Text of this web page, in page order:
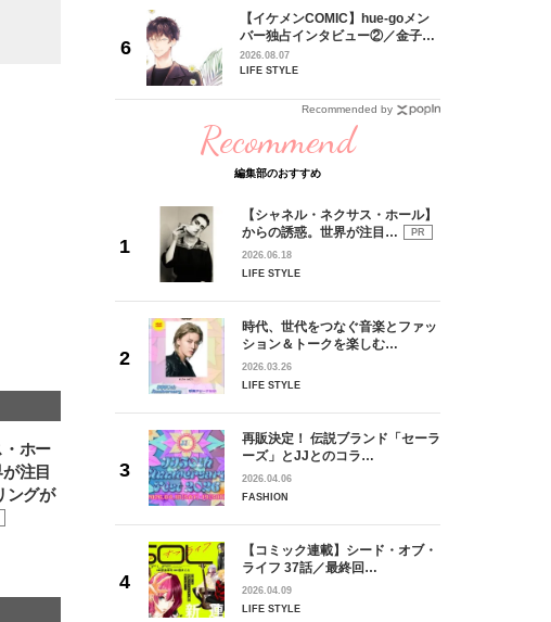
・ホー
注目
ングが
【イケメンCOMIC】hue-goメン
バー独占インタビュー②／金子玄
矢「感情をズバーッと言葉にでき
た時は幸せ〜」
2026.08.07
LIFE STYLE
Recommended by
Recommend
編集部のおすすめ
【シャネル・ネクサス・ホール】
からの誘惑。世界が注目…
PR
2026.06.18
LIFE STYLE
時代、世代をつなぐ音楽とファッ
ション＆トークを楽しむ…
2026.03.26
LIFE STYLE
再販決定！ 伝説ブランド「セーラ
ーズ」とJJとのコラ…
2026.04.06
FASHION
【コミック連載】シード・オブ・
ライフ 37話／最終回…
2026.04.09
LIFE STYLE